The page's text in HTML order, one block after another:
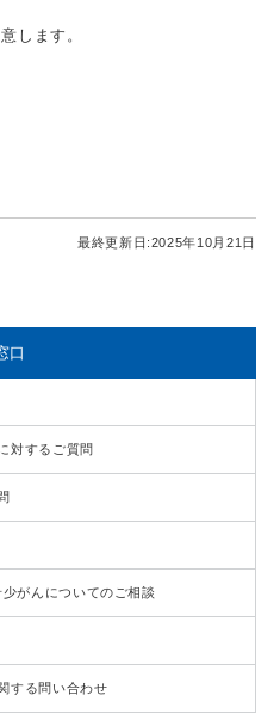
します。
最終更新日:2025年10月21日
口
対するご質問
がんについてのご相談
する問い合わせ